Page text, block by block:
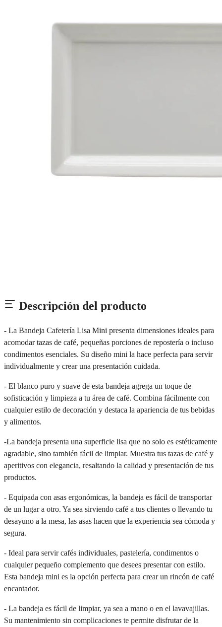
Descripción del producto
- La Bandeja Cafetería Lisa Mini presenta dimensiones ideales para
acomodar tazas de café, pequeñas porciones de repostería o incluso
condimentos esenciales. Su diseño mini la hace perfecta para servir
individualmente y crear una presentación cuidada.
- El blanco puro y suave de esta bandeja agrega un toque de
sofisticación y limpieza a tu área de café. Combina fácilmente con
cualquier estilo de decoración y destaca la apariencia de tus bebidas
y alimentos.
-La bandeja presenta una superficie lisa que no solo es estéticamente
agradable, sino también fácil de limpiar. Muestra tus tazas de café y
aperitivos con elegancia, resaltando la calidad y presentación de tus
productos.
- Equipada con asas ergonómicas, la bandeja es fácil de transportar
de un lugar a otro. Ya sea sirviendo café a tus clientes o llevando tu
desayuno a la mesa, las asas hacen que la experiencia sea cómoda y
segura.
- Ideal para servir cafés individuales, pastelería, condimentos o
cualquier pequeño complemento que desees presentar con estilo.
Esta bandeja mini es la opción perfecta para crear un rincón de café
encantador.
- La bandeja es fácil de limpiar, ya sea a mano o en el lavavajillas.
Su mantenimiento sin complicaciones te permite disfrutar de la